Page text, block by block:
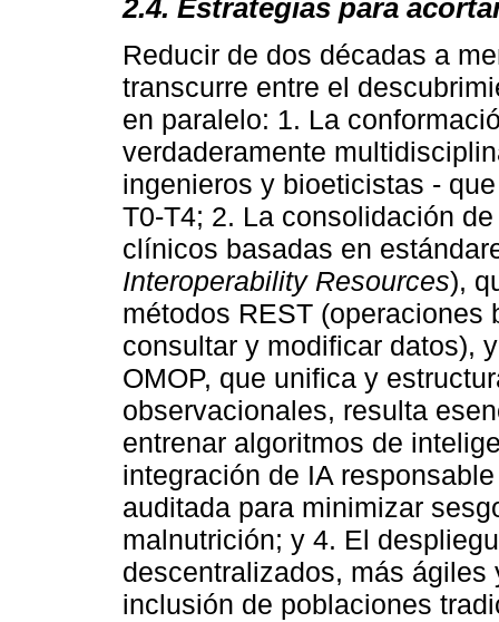
2.4. Estrategias para
Reducir de dos décadas a
transcurre entre el
en paralelo: 1. La
verdaderamente
ingenieros y bioeticistas -
T0-T4; 2. La consolidación
clínicos basadas en
Interoperability Resources),
métodos REST (operaciones
consultar y modificar datos),
OMOP, que unifica y
observacionales, resulta
entrenar algoritmos de
integración de IA
auditada para minimizar
malnutrición; y 4. El
descentralizados, más
inclusión de poblaciones